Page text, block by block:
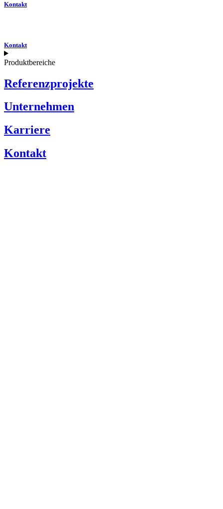
Kontakt
Kontakt
Produktbereiche
Referenzprojekte
Unternehmen
Karriere
Kontakt